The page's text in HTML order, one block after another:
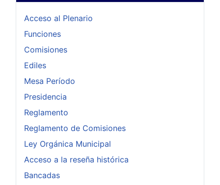
Acceso al Plenario
Funciones
Comisiones
Ediles
Mesa Período
Presidencia
Reglamento
Reglamento de Comisiones
Ley Orgánica Municipal
Acceso a la reseña histórica
Bancadas